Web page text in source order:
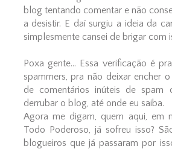
blog tentando comentar e não
a desistir. E daí surgiu a ideia da
simplesmente cansei de brigar com
Poxa gente... Essa verificação é
spammers, pra não deixar encher
de comentários inúteis de spam
derrubar o blog, até onde eu saiba.
Agora me digam, quem aqui, em
Todo Poderoso, já sofreu isso?
blogueiros que já passaram por